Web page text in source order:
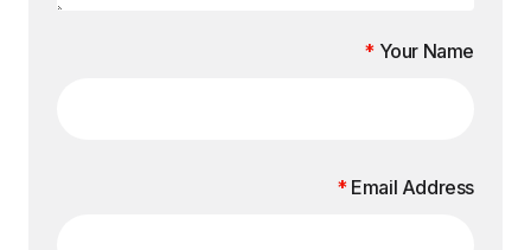
Your Name
*
Email Address
*